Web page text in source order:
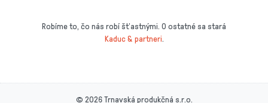
Robíme to, čo nás robí šťastnými. O ostatné sa stará
Kaduc & partneri.
© 2026 Trnavská produkčná s.r.o.